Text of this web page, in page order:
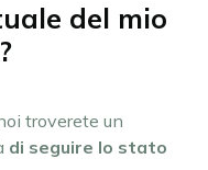
del mio
troverete un
di seguire lo stato